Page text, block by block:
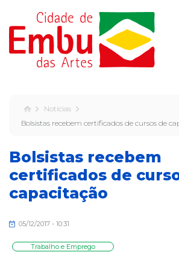
Notícias
Bolsistas recebem certificados de cursos de
Bolsistas recebem
certificados de
capacitação
05/12/2017 - 10:31
Trabalho e Emprego